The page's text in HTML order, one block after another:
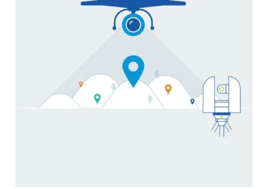
saab
teha